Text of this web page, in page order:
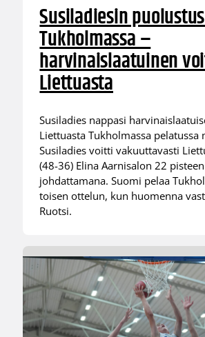
Susiladiesin
Tukholmassa –
harvinaislaatuinen
Liettuasta
Susiladies nappasi
Liettuasta Tukholmassa pelatussa
Susiladies voitti vakuuttavasti
(48-36) Elina Aarnisalon 22 pisteen
johdattamana. Suomi pelaa
toisen ottelun, kun huomenna
Ruotsi.